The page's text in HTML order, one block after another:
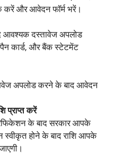
और आवेदन फॉर्म भरें।
आवश्यक दस्तावेज अपलोड
कार्ड, और बैंक स्टेटमेंट
अपलोड करने के बाद आवेदन
प्राप्त करें
के बाद सरकार आपके
स्वीकृत होने के बाद राशि आपके